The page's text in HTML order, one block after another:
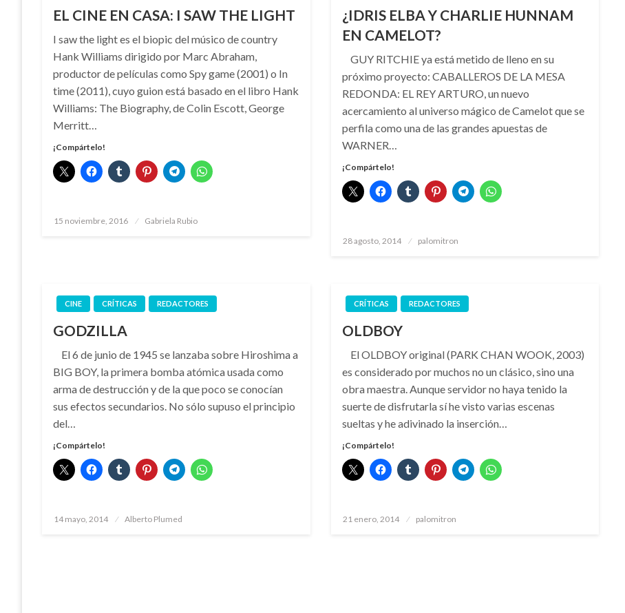
EL CINE EN CASA: I SAW THE LIGHT
I saw the light es el biopic del músico de country
Hank Williams dirigido por Marc Abraham,
productor de películas como Spy game (2001) o In
time (2011), cuyo guion está basado en el libro Hank
Williams: The Biography, de Colin Escott, George
Merritt…
¡Compártelo!
Publicado
15 noviembre, 2016 Gabriela Rubio
¿IDRIS ELBA Y CHARLIE HUNNAM
EN CAMELOT?
GUY RITCHIE ya está metido de lleno en su
próximo proyecto: CABALLEROS DE LA MESA
REDONDA: EL REY ARTURO, un nuevo
acercamiento al universo mágico de Camelot que se
perfila como una de las grandes apuestas de
WARNER…
¡Compártelo!
Publicado
28 agosto, 2014 palomitron
CINE CRÍTICAS REDACTORES
GODZILLA
El 6 de junio de 1945 se lanzaba sobre Hiroshima a
BIG BOY, la primera bomba atómica usada como
arma de destrucción y de la que poco se conocían
sus efectos secundarios. No sólo supuso el principio
del…
¡Compártelo!
Publicado
14 mayo, 2014 Alberto Plumed
CRÍTICAS REDACTORES
OLDBOY
El OLDBOY original (PARK CHAN WOOK, 2003)
es considerado por muchos no un clásico, sino una
obra maestra. Aunque servidor no haya tenido la
suerte de disfrutarla sí he visto varias escenas
sueltas y he adivinado la inserción…
¡Compártelo!
Publicado
21 enero, 2014 palomitron